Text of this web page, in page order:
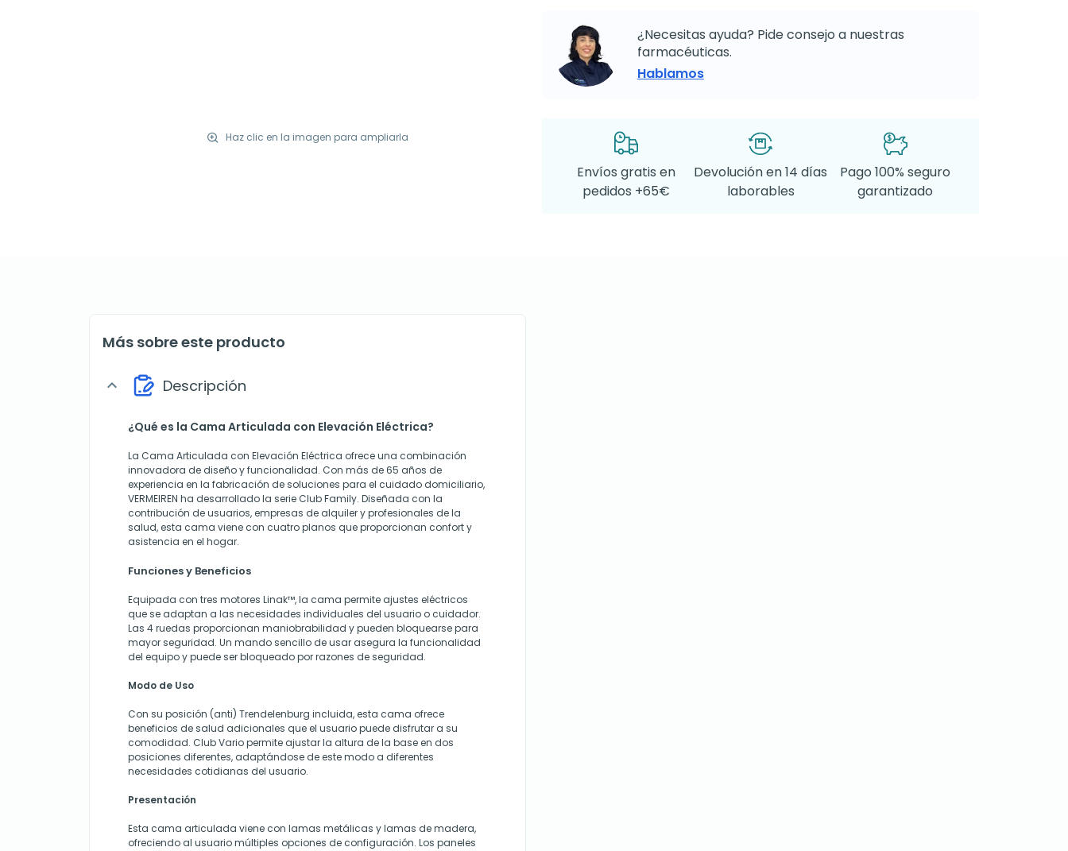
Haz clic en la imagen para ampliarla
¿Necesitas ayuda? Pide consejo a nuestras
farmacéuticas.
Hablamos
Envíos gratis en
pedidos +65€
Devolución en 14 días
laborables
Pago 100% seguro
garantizado
Más sobre este producto
expand_more Descripción
¿Qué es la Cama Articulada con Elevación Eléctrica?
La Cama Articulada con Elevación Eléctrica ofrece una combinación
innovadora de diseño y funcionalidad. Con más de 65 años de
experiencia en la fabricación de soluciones para el cuidado domiciliario,
VERMEIREN ha desarrollado la serie Club Family. Diseñada con la
contribución de usuarios, empresas de alquiler y profesionales de la
salud, esta cama viene con cuatro planos que proporcionan confort y
asistencia en el hogar.
Funciones y Beneficios
Equipada con tres motores Linak™, la cama permite ajustes eléctricos
que se adaptan a las necesidades individuales del usuario o cuidador.
Las 4 ruedas proporcionan maniobrabilidad y pueden bloquearse para
mayor seguridad. Un mando sencillo de usar asegura la funcionalidad
del equipo y puede ser bloqueado por razones de seguridad.
Modo de Uso
Con su posición (anti) Trendelenburg incluida, esta cama ofrece
beneficios de salud adicionales que el usuario puede disfrutar a su
comodidad. Club Vario permite ajustar la altura de la base en dos
posiciones diferentes, adaptándose de este modo a diferentes
necesidades cotidianas del usuario.
Presentación
Esta cama articulada viene con lamas metálicas y lamas de madera,
ofreciendo al usuario múltiples opciones de configuración. Los paneles